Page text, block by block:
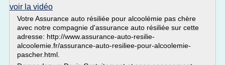
voir la vidéo
Votre Assurance auto résiliée pour alcoolémie pas chère
avec notre compagnie d'assurance auto résiliée sur cette
adresse: http://www.assurance-auto-resilie-
alcoolemie.fr/assurance-auto-resiliee-pour-alcoolemie-
pascher.html.